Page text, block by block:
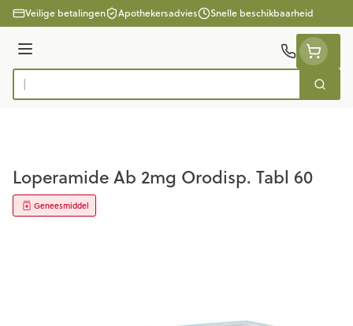
Ga naar de inhoud
Veilige betalingen Apothekersadvies Snelle beschikbaarheid
Menu
Product, merk, categorie...
Zoek
Loperamide Ab 2mg Orodisp. Tabl 60
Geneesmiddel